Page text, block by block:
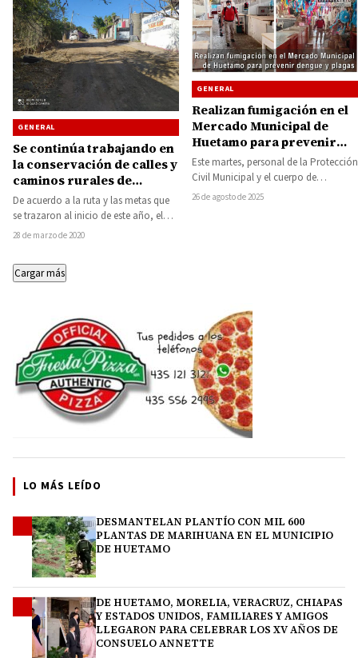
GENERAL
Se continúa trabajando en
la conservación de calles y
caminos rurales de
Huetamo
De acuerdo a la ruta y las metas que
se trazaron al inicio de este año, el
ayuntamiento…
28 de marzo de 2020
GENERAL
Realizan fumigación en el
Mercado Municipal de
Huetamo para prevenir
dengue y plagas
Este martes, personal de la Protección
Civil Municipal y el cuerpo de
Bomberos de Huetamo llevaron a
26 de agosto de 2025
Cargar más
LO MÁS LEÍDO
DESMANTELAN PLANTÍO CON MIL 600
PLANTAS DE MARIHUANA EN EL MUNICIPIO
DE HUETAMO
DE HUETAMO, MORELIA, VERACRUZ, CHIAPAS
Y ESTADOS UNIDOS, FAMILIARES Y AMIGOS
LLEGARON PARA CELEBRAR LOS XV AÑOS DE
CONSUELO ANNETTE